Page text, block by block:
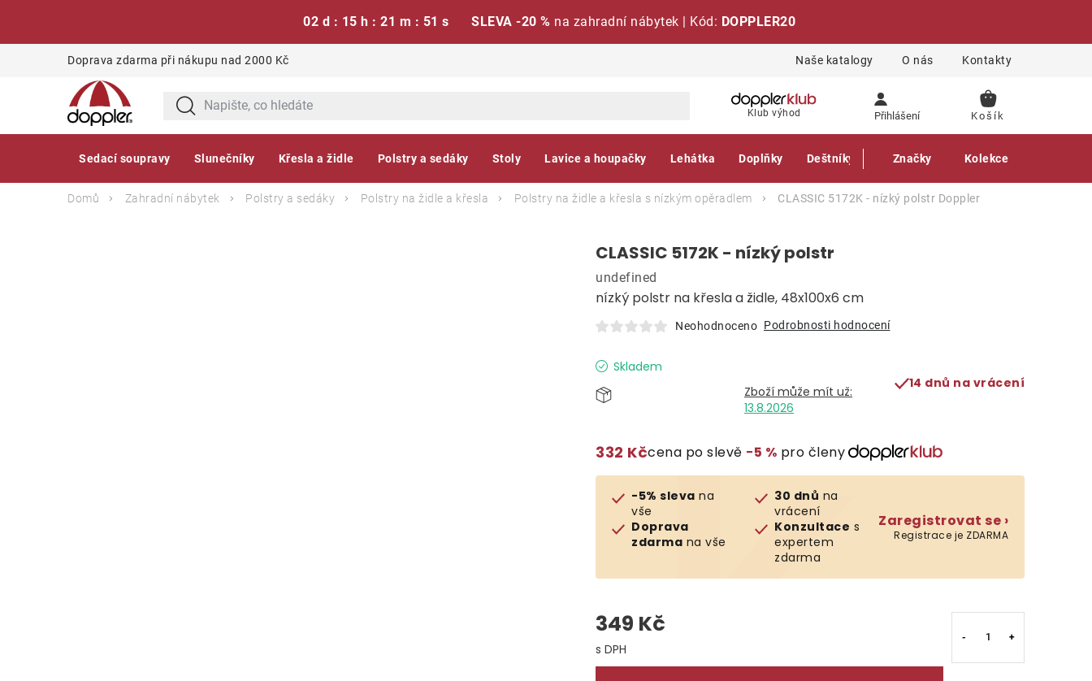
02 d : 15 h : 21 m : 50 s SLEVA -20 % na zahradní nábytek | Kód: DOPPLER20
Doprava zdarma při nákupu nad 2000 Kč Naše katalogy O nás Kontakty
Klub výhod Přihlášení
NÁKUPNÍ
Sedací soupravy Slunečníky Křesla a židle Polstry a sedáky Stoly Lavice a houpačky Lehátka Doplňky Deštníky Gastro produkty
Značky Kolekce
Domů Zahradní nábytek Polstry a sedáky Polstry na židle a křesla Polstry na židle a křesla s nízkým opěradlem CLASSIC 5172K - nízký polstr Doppler
CLASSIC 5172K - nízký polstr
nízký polstr na křesla a židle, 48x100x6 cm
undefined
Neohodnoceno Podrobnosti hodnocení
Skladem
13.8.2026
14 dnů na vrácení
332 Kčcena po slevě −5 % pro členy
-5% sleva na
vše
Doprava
zdarma na vše
30 dnů na
vrácení
Konzultace s
expertem
zdarma
Zaregistrovat se ›
Registrace je ZDARMA
349 Kč
Měrná cena: